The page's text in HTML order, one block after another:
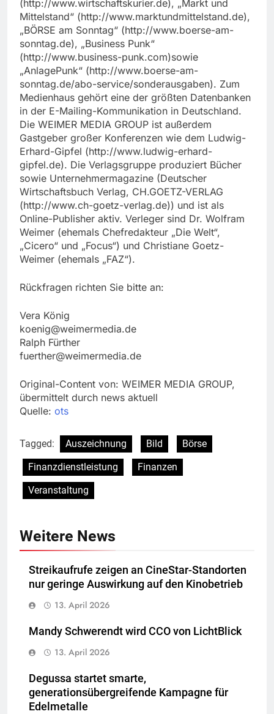
(http://www.wirtschaftskurier.de), „Markt und
Mittelstand“ (http://www.marktundmittelstand.de),
„BÖRSE am Sonntag“ (http://www.boerse-am-
sonntag.de), „Business Punk“
(http://www.business-punk.com)sowie
„AnlagePunk“ (http://www.boerse-am-
sonntag.de/abo-service/sonderausgaben). Zum
Medienhaus gehört eine der größten Datenbanken
in der E-Mailing-Kommunikation in Deutschland.
Die WEIMER MEDIA GROUP ist außerdem
Gastgeber großer Konferenzen wie dem Ludwig-
Erhard-Gipfel (http://www.ludwig-erhard-
gipfel.de). Die Verlagsgruppe produziert Bücher
sowie Unternehmermagazine (Deutscher
Wirtschaftsbuch Verlag, CH.GOETZ-VERLAG
(http://www.ch-goetz-verlag.de)) und ist als
Online-Publisher aktiv. Verleger sind Dr. Wolfram
Weimer (ehemals Chefredakteur „Die Welt“,
„Cicero“ und „Focus“) und Christiane Goetz-
Weimer (ehemals „FAZ“).
Rückfragen richten Sie bitte an:
Vera König
koenig@weimermedia.de
Ralph Fürther
fuerther@weimermedia.de
Original-Content von: WEIMER MEDIA GROUP,
übermittelt durch news aktuell
Quelle: ots
Tagged: Auszeichnung Bild
Börse
Finanzdienstleistung
Finanzen
Veranstaltung
Weitere News
Streikaufrufe zeigen an CineStar-Standorten
nur geringe Auswirkung auf den Kinobetrieb
13. April 2026
Mandy Schwerendt wird CCO von LichtBlick
13. April 2026
Degussa startet smarte,
generationsübergreifende Kampagne für
Edelmetalle